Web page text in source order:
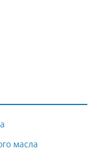
масла